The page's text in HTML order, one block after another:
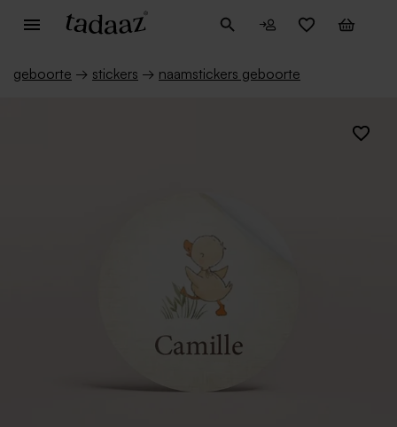
geboorte → stickers → naamstickers geboorte